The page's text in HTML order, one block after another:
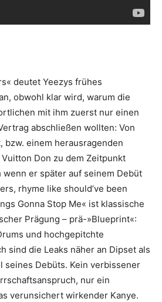
deutet Yeezys frühes
obwohl klar wird, warum die
mit ihm zuerst nur einen
abschließen wollten: Von
bzw. einem herausragenden
Don zu dem Zeitpunkt
er später auf seinem Debüt
rhyme like should’ve been
Gonna Stop Me« ist klassische
Prägung – prä-»Blueprint«:
und hochgepitchte
sind die Leaks näher an Dipset als
seines Debüts. Kein verbissener
nur ein
verunsichert wirkender Kanye.